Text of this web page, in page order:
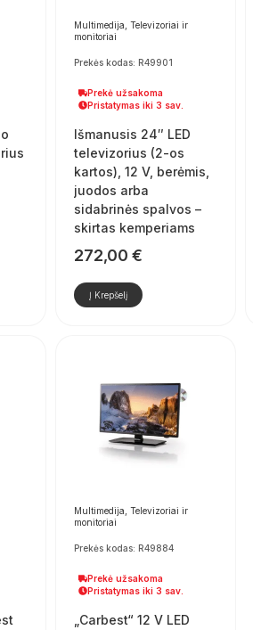
Multimedija, Televizoriai ir
monitoriai
Prekės kodas: R49901
Prekė užsakoma
Pristatymas iki 3 sav.
Išmanusis 24″ LED
televizorius (2-os
kartos), 12 V, berėmis,
juodos arba
sidabrinės spalvos –
skirtas kemperiams
272,00 €
Į Krepšelį
Multimedija, Televizoriai ir
monitoriai
Prekės kodas: R49884
Prekė užsakoma
Pristatymas iki 3 sav.
„Carbest“ 12 V LED